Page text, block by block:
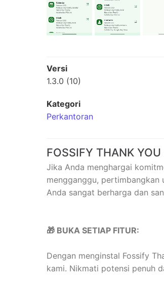
Versi
1.3.0 (10)
Kategori
Perkantoran
FOSSIFY THANK YOU
Jika Anda menghargai
mengganggu, pertimbangkan
Anda sangat berharga dan
🎁 BUKA SETIAP FITUR:
Dengan menginstal Fossify
kami. Nikmati potensi penuh